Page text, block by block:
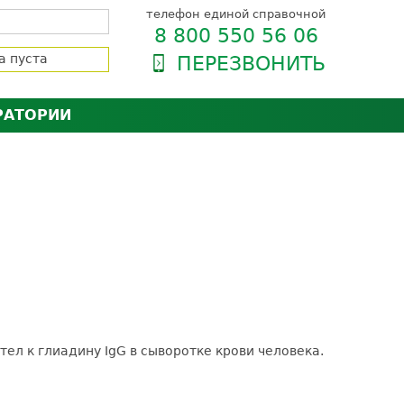
пуста
телефон единой справочной
8 800 550 56 06
ПЕРЕЗВОНИТЬ
к глиадину IgG в сыворотке крови человека.